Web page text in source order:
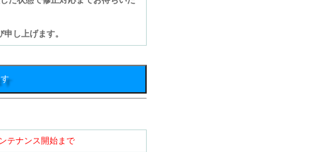
し上げます。
テナンス開始まで